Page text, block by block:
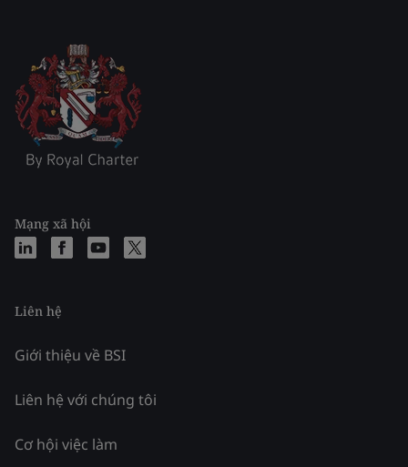
Mạng xã hội
Liên hệ
Giới thiệu về BSI
Liên hệ với chúng tôi
Cơ hội việc làm